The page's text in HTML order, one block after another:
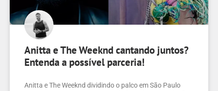
Anitta e The Weeknd cantando juntos?
Entenda a possível parceria!
Anitta e The Weeknd dividindo o palco em São Paulo